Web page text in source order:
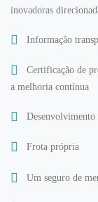
inovadoras
Informação
Certificação de
a melhoria contínua
Desenvolvimento
Frota própria
Um seguro de